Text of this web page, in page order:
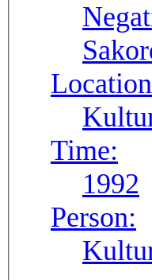
Time:
1992
Person: